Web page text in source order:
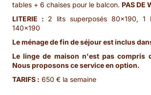
tables + 6 chaises pour le balcon. PAS DE
LITERIE : 2 lits superposés 80x190, 1
140x190
Le ménage de fin de séjour est inclus
Le linge de maison n'est pas compris
Nous proposons ce service en option.
TARIFS : 650 € la semaine